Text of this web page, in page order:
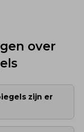
over
zijn er